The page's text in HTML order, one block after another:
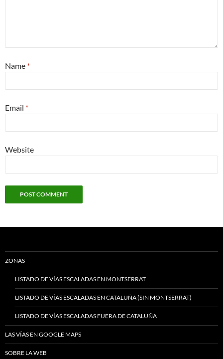
Name *
Email *
Website
ZONAS
LISTADO DE VÍAS ESCALADAS EN MONTSERRAT
LISTADO DE VÍAS ESCALADAS EN CATALUÑA (SIN MONTSERRAT)
LISTADO DE VÍAS ESCALADAS FUERA DE CATALUÑA
LAS VÍAS EN GOOGLE MAPS
SOBRE LA WEB